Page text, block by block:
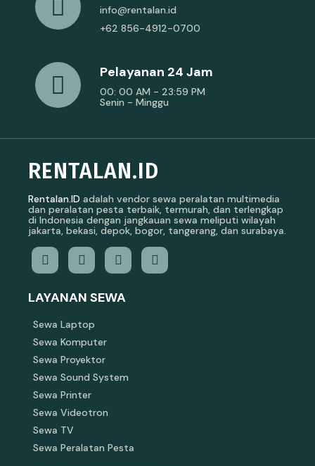
info@rentalan.id
+62 856-4912-0700
Pelayanan 24 Jam
00: 00 AM - 23:59 PM
Senin - Minggu
RENTALAN.ID
Rentalan.ID adalah vendor sewa peralatan multimedia
dan peralatan pesta terbaik, termurah, dan terlengkap
di Indonesia dengan jangkauan sewa meliputi wilayah
jakarta, bekasi, depok, bogor, tangerang, dan surabaya.
LAYANAN SEWA
Sewa Laptop
Sewa Komputer
Sewa Proyektor
Sewa Sound System
Sewa Printer
Sewa Videotron
Sewa TV
Sewa Peralatan Pesta